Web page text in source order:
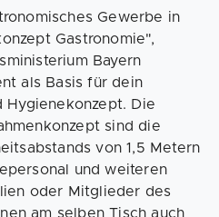
Gewerbe in
Gastronomie",
Bayern
als Basis für dein
Hygienekonzept. Die
sind die
von 1,5 Metern
und weiteren
oder Mitglieder des
am selben Tisch auch